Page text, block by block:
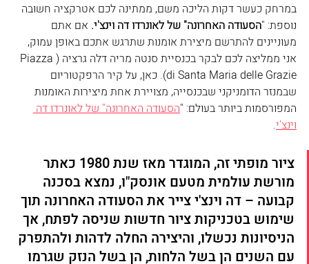
במרחק כעשר דקות הליכה משם, ממתינה לכם אטרקציה חשובה
נוספת: "הסעודה האחרונה" של לאונרדו דה וינצ'י. אם אתם
מעוניינים להתרשם מיצירת אומנות שתרגש אתכם באופן עמוק,
אני ממליצה לכם לבקר בכנסיית סנטה מריה דלה גרציה (Piazza
di Santa Maria delle Grazie). כאן, על קיר הרפקטוריום
שבמנזר הדומניקני שבכנסייה, מצויירת אחת מיצירות האומנות
המפורסמות ביותר בעולם: "הסעודה האחרונה" של לאונרדו דה
וינצ'י.
ציור מופתי זה, המוגדר מאז שנת 1980 כאתר
מורשת עולמית מטעם אונסק"ו, נמצא בסכנה
קבועה – דה וינצ'י צייר את הסעודה האחרונה תוך
שימוש בטכניקות ציור חדשות שניסה לפתח, אך
הניסיונות נכשלו, והיצירה החלה לדהות ולהתפרק
עם השנים הן בשל הלחות, הן בשל הנזק שגרמו